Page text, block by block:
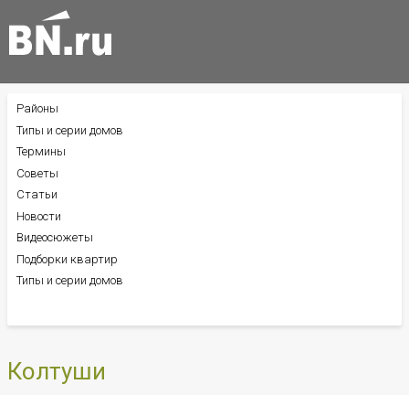
Колтуши
БОКОВОЕ
МЕНЮ
Районы
Типы и серии домов
Термины
Советы
Статьи
Новости
Видеосюжеты
Подборки квартир
Типы и серии домов